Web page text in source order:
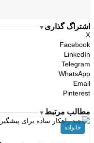
اشتراگ گذاری ▼
X
Facebook
LinkedIn
Telegram
WhatsApp
Email
Pinterest
مطالب مرتبط ▼
خانواده